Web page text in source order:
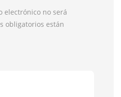
electrónico no será
obligatorios están